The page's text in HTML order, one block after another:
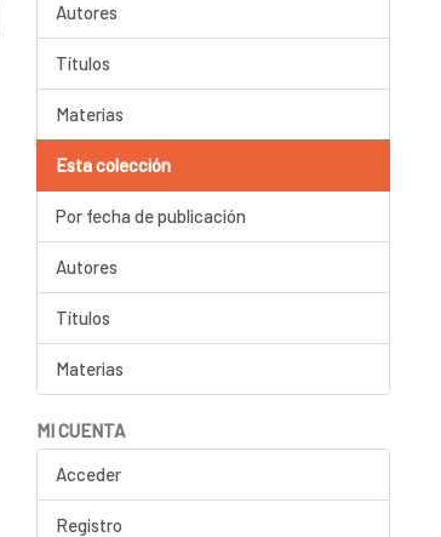
Autores
Títulos
Materias
Esta colección
Por fecha de publicación
Autores
Títulos
Materias
MI CUENTA
Acceder
Registro